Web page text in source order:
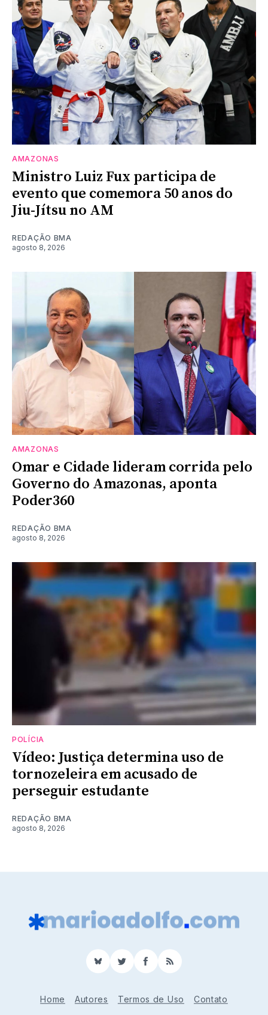
AMAZONAS
Ministro Luiz Fux participa de
evento que comemora 50 anos do
Jiu-Jítsu no AM
REDAÇÃO BMA
agosto 8, 2026
AMAZONAS
Omar e Cidade lideram corrida pelo
Governo do Amazonas, aponta
Poder360
REDAÇÃO BMA
agosto 8, 2026
POLÍCIA
Vídeo: Justiça determina uso de
tornozeleira em acusado de
perseguir estudante
REDAÇÃO BMA
agosto 8, 2026
BlueSkyTwitterFacebook
RSS
Home Autores Termos de Uso Contato